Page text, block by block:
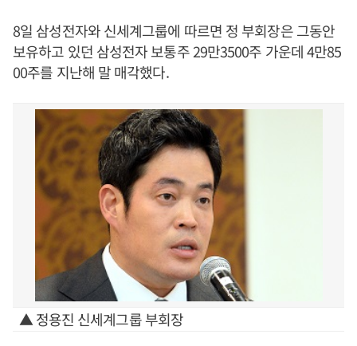
8일 삼성전자와 신세계그룹에 따르면 정 부회장은 그동안
보유하고 있던 삼성전자 보통주 29만3500주 가운데 4만85
00주를 지난해 말 매각했다.
▲ 정용진 신세계그룹 부회장